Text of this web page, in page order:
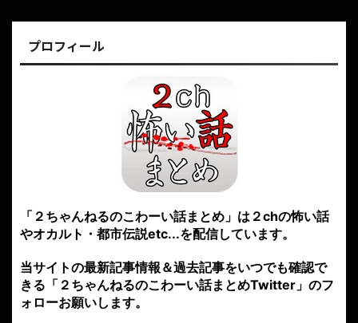
プロフィール
「２ちゃんねるのこわーい話まとめ」は２chの怖い話
やオカルト・都市伝説etc...を配信しています。
当サイトの最新記事情報＆過去記事をいつでも確認で
きる「２ちゃんねるのこわーい話まとめTwitter」のフ
ォローお願いします。